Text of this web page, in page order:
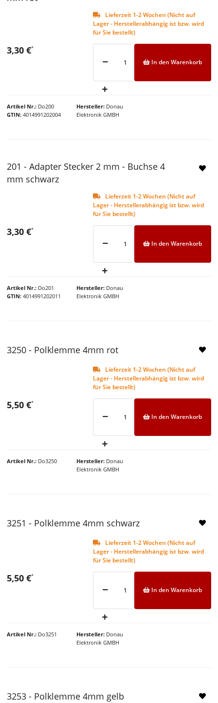
Lieferzeit 1-2 Wochen (Nicht auf
Lager - Herstellerabhängig ist bzw. wird
für Sie bestellt)
Artikel Nr. Do200
GTIN 4014991202004
Hersteller Donau
Elektronik GMBH
3,30 €*
In den Warenkorb
NEU
201 - Adapter Stecker 2 mm - Buchse 4
mm schwarz
Lieferzeit 1-2 Wochen (Nicht auf
Lager - Herstellerabhängig ist bzw. wird
für Sie bestellt)
Artikel Nr. Do201
GTIN 4014991202011
Hersteller Donau
Elektronik GMBH
3,30 €*
In den Warenkorb
NEU
3250 - Polklemme 4mm rot
Lieferzeit 1-2 Wochen (Nicht auf
Lager - Herstellerabhängig ist bzw. wird
für Sie bestellt)
Artikel Nr. Do3250 Hersteller Donau
Elektronik GMBH
5,50 €*
In den Warenkorb
NEU
3251 - Polklemme 4mm schwarz
Lieferzeit 1-2 Wochen (Nicht auf
Lager - Herstellerabhängig ist bzw. wird
für Sie bestellt)
Artikel Nr. Do3251 Hersteller Donau
Elektronik GMBH
5,50 €*
In den Warenkorb
NEU
3253 - Polklemme 4mm gelb